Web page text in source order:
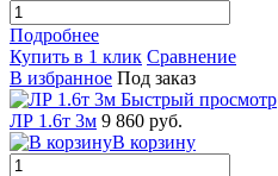
Подробнее
Купить в 1 клик Сравнение
В избранное Под заказ
Быстрый просмотр
ЛР 1.6т 3м 9 860 руб.
В корзину